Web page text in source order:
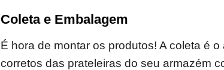
Coleta e Embalagem
É hora de montar os produtos! A coleta é
corretos das prateleiras do seu armazém